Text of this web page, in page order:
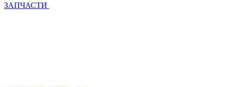
ЗАПЧАСТИ